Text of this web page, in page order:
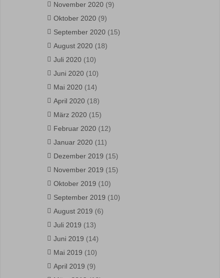
November 2020 (9)
Oktober 2020 (9)
September 2020 (15)
August 2020 (18)
Juli 2020 (10)
Juni 2020 (10)
Mai 2020 (14)
April 2020 (18)
März 2020 (15)
Februar 2020 (12)
Januar 2020 (11)
Dezember 2019 (15)
November 2019 (15)
Oktober 2019 (10)
September 2019 (10)
August 2019 (6)
Juli 2019 (13)
Juni 2019 (14)
Mai 2019 (10)
April 2019 (9)